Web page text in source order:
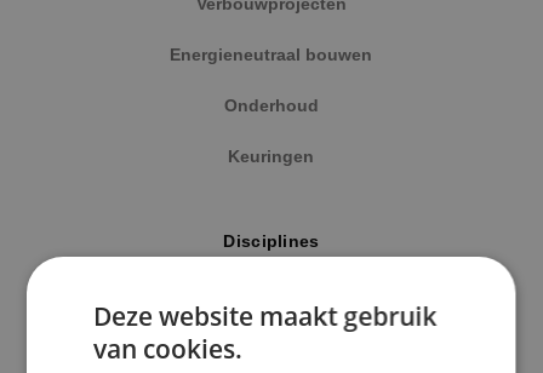
Kaatsheuvel
Sprundel
Energieneutraal bouwen
Onderhoud
Keuringen
Disciplines
Werktuigbouwkunde
Deze website maakt gebruik
van cookies.